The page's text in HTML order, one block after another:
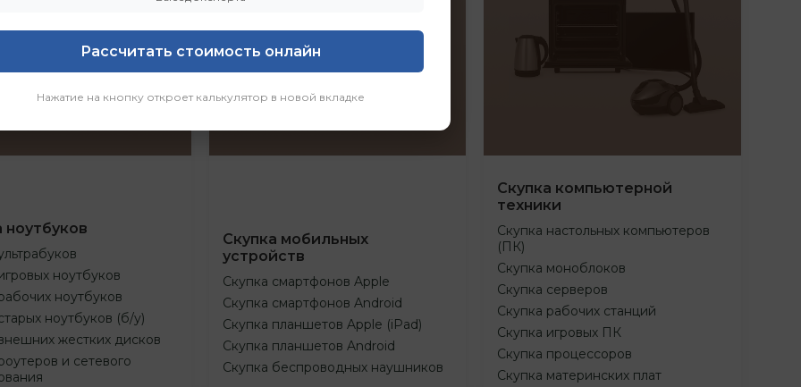
ноутбуков
ноутбуков
ноутбуков
ноутбуков (б/у)
жестких дисков
и сетевого
Скупка мобильных
устройств
Скупка смартфонов Apple
Скупка смартфонов Android
Скупка планшетов Apple (iPad)
Скупка планшетов Android
Скупка беспроводных наушников
Скупка компьютерной
техники
Скупка настольных компьютеров
(ПК)
Скупка моноблоков
Скупка серверов
Скупка рабочих станций
Скупка игровых ПК
Скупка процессоров
Скупка материнских плат
Рассчитать стоимость онлайн
Нажатие на кнопку откроет калькулятор в новой вкладке